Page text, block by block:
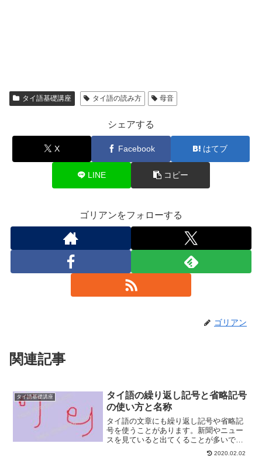
タイ語基礎講座 タイ語の読み方 母音
シェアする
X Facebook はてブ
LINE コピー
ゴリアンをフォローする
ゴリアン
関連記事
タイ語基礎講座
タイ語の繰り返し記号と省略記号
の使い方と名称
タイ語の文章にも繰り返し記号や省略記
号を使うことがあります。新聞やニュー
スを見ていると出てくることが多いで
す。今回は、タイ語の繰り返し記号と省
略記号の名称と使用例をご紹介します。
2020.02.02